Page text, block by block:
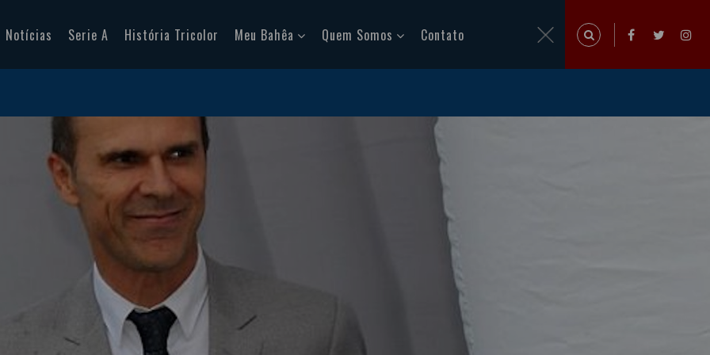
Notícias Serie A História Tricolor Meu Bahêa Quem Somos Contato